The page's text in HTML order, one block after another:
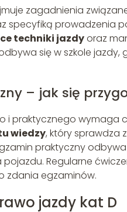
zagadnienia
specyfiką prowadzenia
techniki jazdyoraz
się w szkole jazdy,
– jak się
i praktycznego wymaga
wiedzy, który sprawdza
praktyczny
Regularne
zdania egzaminów.
jazdy kat D